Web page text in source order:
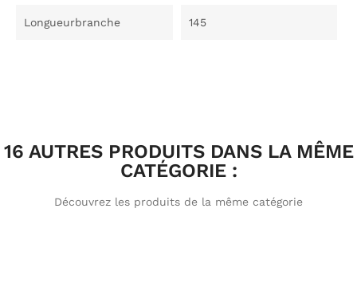
Longueurbranche 145
16 AUTRES PRODUITS DANS LA MÊME
CATÉGORIE :
Découvrez les produits de la même catégorie